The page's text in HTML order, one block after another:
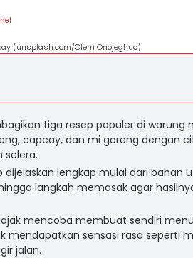
(unsplash.com/Clem Onojeghuo)
tiga resep populer di warung
capcay, dan mi goreng dengan
selera.
dijelaskan lengkap mulai dari bahan
langkah memasak agar
mencoba membuat sendiri
mendapatkan sensasi rasa seperti
jalan.